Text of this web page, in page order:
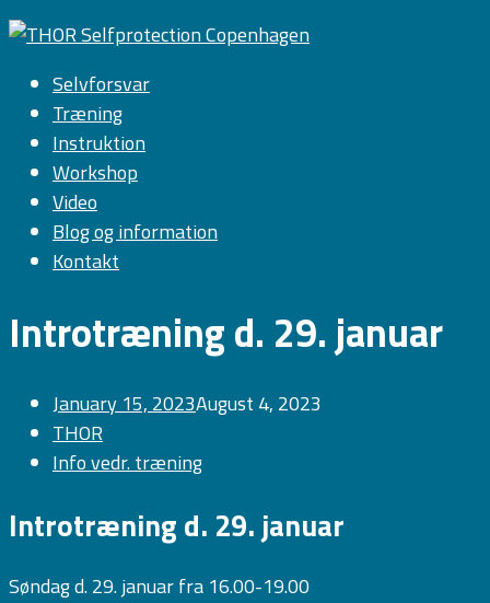
Selvforsvar
Træning
Instruktion
Workshop
Video
Blog og information
Kontakt
Introtræning d. 29. januar
January 15, 2023August 4, 2023
THOR
Info vedr. træning
Introtræning d. 29. januar
Søndag d. 29. januar fra 16.00-19.00